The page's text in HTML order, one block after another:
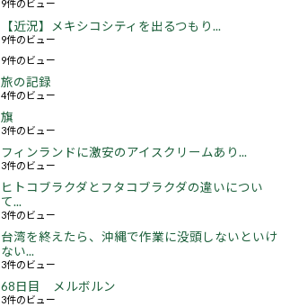
9件のビュー
【近況】メキシコシティを出るつもり...
9件のビュー
9件のビュー
旅の記録
4件のビュー
旗
3件のビュー
フィンランドに激安のアイスクリームあり...
3件のビュー
ヒトコブラクダとフタコブラクダの違いについ
て...
3件のビュー
台湾を終えたら、沖縄で作業に没頭しないといけ
ない...
3件のビュー
68日目 メルボルン
3件のビュー